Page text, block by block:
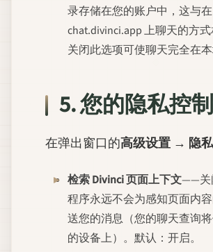
录存储在您的账户中，这与在
chat.divinci.app 上聊天的方
关闭此选项可使聊天完全在本
5. 您的隐私控
在弹出窗口的高级设置 → 隐私
检索 Divinci 页面上下文——关
程序永远不会为感知页面内
送您的消息（您的聊天查询
的设备上）。默认：开启。